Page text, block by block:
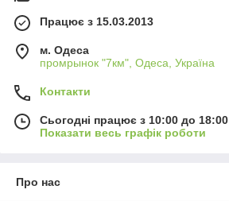
Працює з 15.03.2013
м. Одеса
промрынок "7км", Одеса, Україна
Контакти
Сьогодні працює з 10:00 до 18:00
Показати весь графік роботи
Про нас